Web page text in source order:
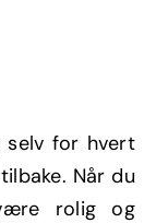
selv for hvert
Når du
rolig og